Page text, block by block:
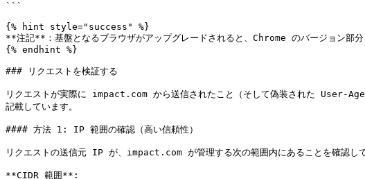
```
{% hint style="success" %}
**注記**：基盤となるブラウザがアップグレードされると、Chrome のバージョン部
{% endhint %}
### リクエストを検証する
リクエストが実際に impact.com から送信されたこと（そして偽装された User-
記載しています。
#### 方法 1: IP 範囲の確認（高い信頼性）
リクエストの送信元 IP が、impact.com が管理する次の範囲内にあることを確認して
**CIDR 範囲**: